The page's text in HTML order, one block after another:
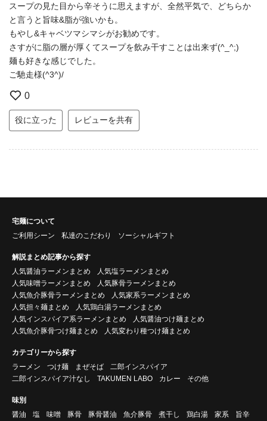
スープの見た目から辛そうに思えますが、全然平気で、どちらか
と言うと旨味&脂が強いかも。
もやし&キャベツマシマシがお勧めです。
さすがに脂の層が厚くてスープを飲み干すことは出来ず(^_^;)
麺も好きな感じでした。
ご馳走様(^3^)/
0
役に立った レビューを共有
宅麺について
ご利用シーン
私達のこだわり ソーシャルギフト
解説まとめ記事から探す
人気醤油ラーメンまとめ
人気塩ラーメンまとめ
人気味噌ラーメンまとめ
人気豚骨ラーメンまとめ
人気魚介豚骨ラーメンまとめ
人気家系ラーメンまとめ
人気担々麺まとめ
人気鶏白湯ラーメンまとめ
人気インスパイア系ラーメンまとめ
人気醤油つけ麺まとめ
人気魚介豚骨つけ麺まとめ
人気変わり種つけ麺まとめ
カテゴリーから探す
ラーメン
つけ麺 まぜそば
二郎インスパイア
二郎インスパイア汁なし
TAKUMEN LABO カレー その他
味別
醤油
塩 味噌 豚骨 豚骨醤油 魚介豚骨 煮干し 鶏白湯 家系
旨辛